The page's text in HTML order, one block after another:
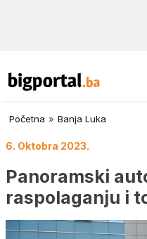
Početna » Banja Luka
6. Oktobra 2023.
Panoramski
raspolaganju i